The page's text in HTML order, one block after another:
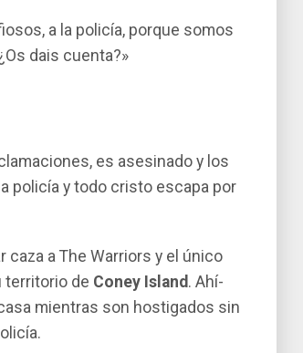
a la policí­a, porque somos
dais cuenta?»
es asesinado y los
policía y todo cristo escapa por
caza a The Warriors y el único
territorio de Coney Island. Ahí­
mientras son hostigados sin